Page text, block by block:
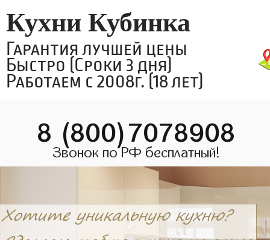
Кухни Кубинка
Гарантия лучшей цены
Быстро (Сроки 3 дня)
Работаем с 2008г. (18 лет)
8 (800)7078908
Звонок по РФ бесплатный!